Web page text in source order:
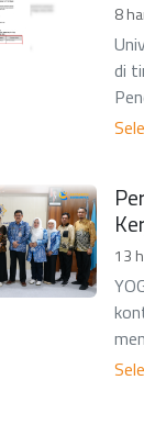
8
di
13